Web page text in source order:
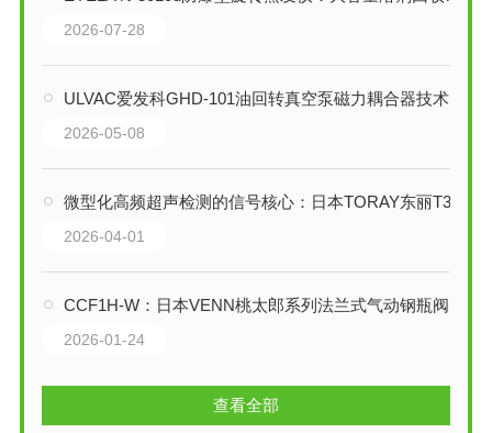
2026-07-28
ULVAC爱发科GHD-101油回转真空泵磁力耦合器技术解析
2026-05-08
微型化高频超声检测的信号核心：日本TORAY东丽T301-PR脉冲星接收器技术解析
2026-04-01
CCF1H-W：日本VENN桃太郎系列法兰式气动钢瓶阀技术解析
2026-01-24
查看全部